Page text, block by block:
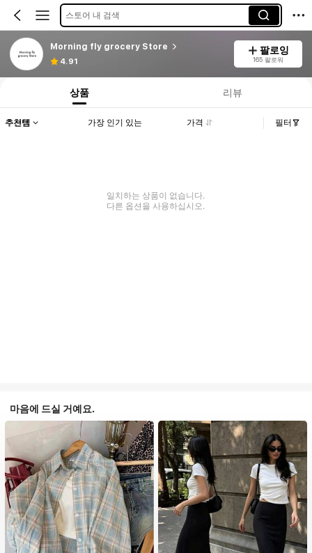
스토어 내 검색
Morning fly grocery Store
4.91
팔로잉
165 팔로워
상품 리뷰
추천템 가장 인기 있는 가격 필터
일치하는 상품이 없습니다.
다른 옵션을 사용하십시오.
마음에 드실 거예요.